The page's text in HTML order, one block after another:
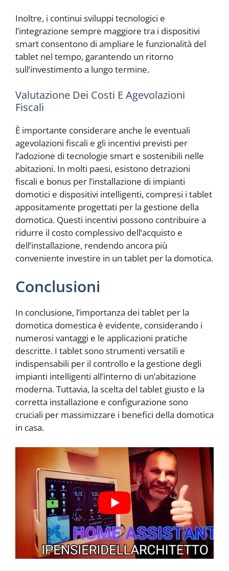
Inoltre, i continui sviluppi tecnologici e
l’integrazione sempre maggiore tra i dispositivi
smart consentono di ampliare le funzionalità del
tablet nel tempo, garantendo un ritorno
sull’investimento a lungo termine.
Valutazione Dei Costi E Agevolazioni
Fiscali
È importante considerare anche le eventuali
agevolazioni fiscali e gli incentivi previsti per
l’adozione di tecnologie smart e sostenibili nelle
abitazioni. In molti paesi, esistono detrazioni
fiscali e bonus per l’installazione di impianti
domotici e dispositivi intelligenti, compresi i tablet
appositamente progettati per la gestione della
domotica. Questi incentivi possono contribuire a
ridurre il costo complessivo dell’acquisto e
dell’installazione, rendendo ancora più
conveniente investire in un tablet per la domotica.
Conclusioni
In conclusione, l’importanza dei tablet per la
domotica domestica è evidente, considerando i
numerosi vantaggi e le applicazioni pratiche
descritte. I tablet sono strumenti versatili e
indispensabili per il controllo e la gestione degli
impianti intelligenti all’interno di un’abitazione
moderna. Tuttavia, la scelta del tablet giusto e la
corretta installazione e configurazione sono
cruciali per massimizzare i benefici della domotica
in casa.